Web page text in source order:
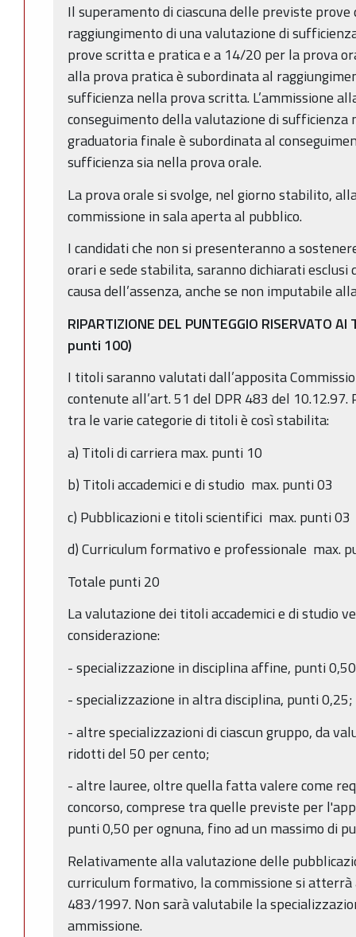
Il superamento di ciascuna delle previste prove
raggiungimento di una valutazione di
prove scritta e pratica e a 14/20 per la prova
alla prova pratica è subordinata al
sufficienza nella prova scritta. L’ammissione
conseguimento della valutazione di sufficienza
graduatoria finale è subordinata al
sufficienza sia nella prova orale.
La prova orale si svolge, nel giorno stabilito,
commissione in sala aperta al pubblico.
I candidati che non si presenteranno a
orari e sede stabilita, saranno dichiarati esclusi
causa dell’assenza, anche se non imputabile
RIPARTIZIONE DEL PUNTEGGIO RISERVATO
punti 100)
I titoli saranno valutati dall’apposita
contenute all’art. 51 del DPR 483 del
tra le varie categorie di titoli è così stabilita:
a) Titoli di carriera max. punti 10
b) Titoli accademici e di studio max. punti 03
c) Pubblicazioni e titoli scientifici max. punti 03
d) Curriculum formativo e professionale max.
Totale punti 20
La valutazione dei titoli accademici e di studio
considerazione:
- specializzazione in disciplina affine, punti
- specializzazione in altra disciplina, punti 0,25;
- altre specializzazioni di ciascun gruppo, da
ridotti del 50 per cento;
- altre lauree, oltre quella fatta valere come
concorso, comprese tra quelle previste per
punti 0,50 per ognuna, fino ad un massimo di
Relativamente alla valutazione delle
curriculum formativo, la commissione si atterrà
483/1997. Non sarà valutabile la
ammissione.